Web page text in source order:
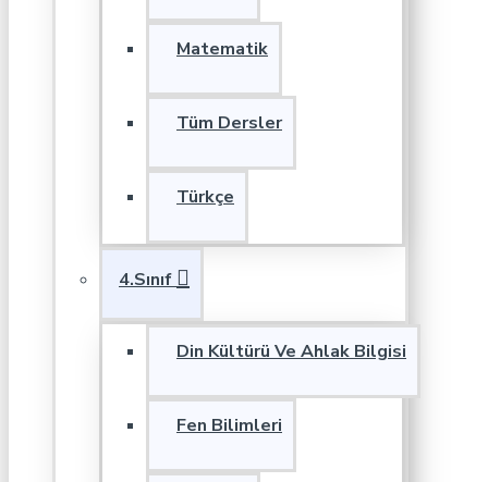
Matematik
Tüm Dersler
Türkçe
4.Sınıf
Din Kültürü Ve Ahlak Bilgisi
Fen Bilimleri